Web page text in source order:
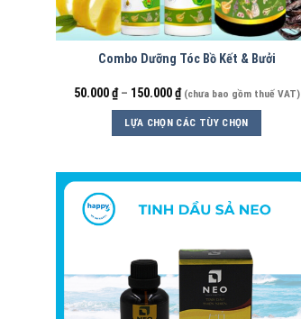
Combo Dưỡng Tóc Bồ Kết & Bưởi
50.000₫– 150.000₫ (chưa bao gồm thuế VAT)
LỰA CHỌN CÁC TÙY CHỌN